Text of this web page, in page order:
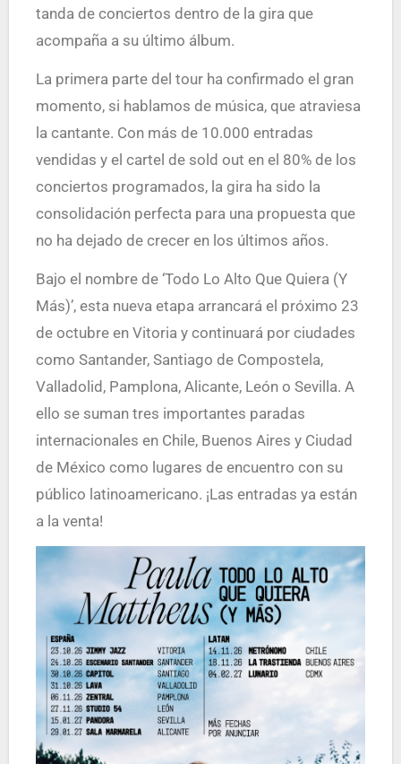
tanda de conciertos dentro de la gira que
acompaña a su último álbum.
La primera parte del tour ha confirmado el gran
momento, si hablamos de música, que atraviesa
la cantante. Con más de 10.000 entradas
vendidas y el cartel de sold out en el 80% de los
conciertos programados, la gira ha sido la
consolidación perfecta para una propuesta que
no ha dejado de crecer en los últimos años.
Bajo el nombre de ‘Todo Lo Alto Que Quiera (Y
Más)’, esta nueva etapa arrancará el próximo 23
de octubre en Vitoria y continuará por ciudades
como Santander, Santiago de Compostela,
Valladolid, Pamplona, Alicante, León o Sevilla. A
ello se suman tres importantes paradas
internacionales en Chile, Buenos Aires y Ciudad
de México como lugares de encuentro con su
público latinoamericano. ¡Las entradas ya están
a la venta!